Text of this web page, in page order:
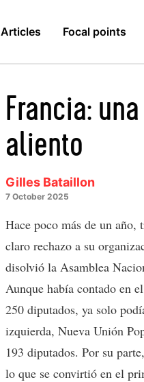
Articles Focal points
Francia:
aliento
Gilles Bataillon
7 October 2025
Hace poco más de un año,
claro rechazo a su
disolvió la Asamblea
Aunque había contado en
250 diputados, ya solo
izquierda, Nueva Unión
193 diputados. Por su
lo que se convirtió en el